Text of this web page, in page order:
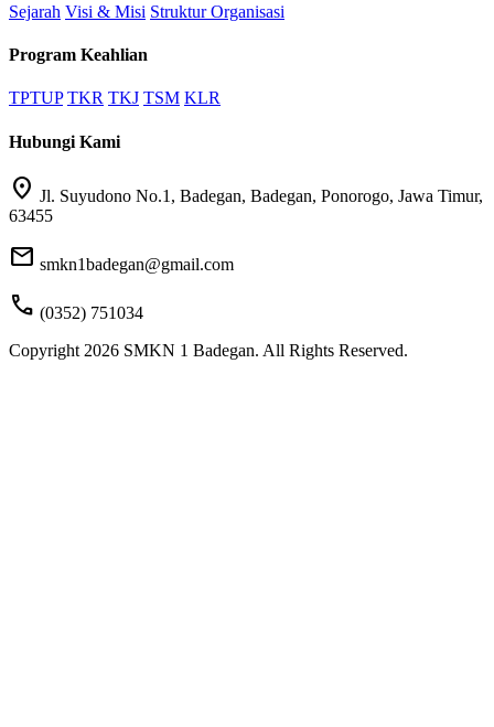
Sejarah Visi & Misi Struktur Organisasi
Program Keahlian
TPTUP TKR TKJ TSM KLR
Hubungi Kami
location_on Jl. Suyudono No.1, Badegan, Badegan, Ponorogo, Jawa Timur,
63455
mail smkn1badegan@gmail.com
call (0352) 751034
Copyright 2026 SMKN 1 Badegan. All Rights Reserved.